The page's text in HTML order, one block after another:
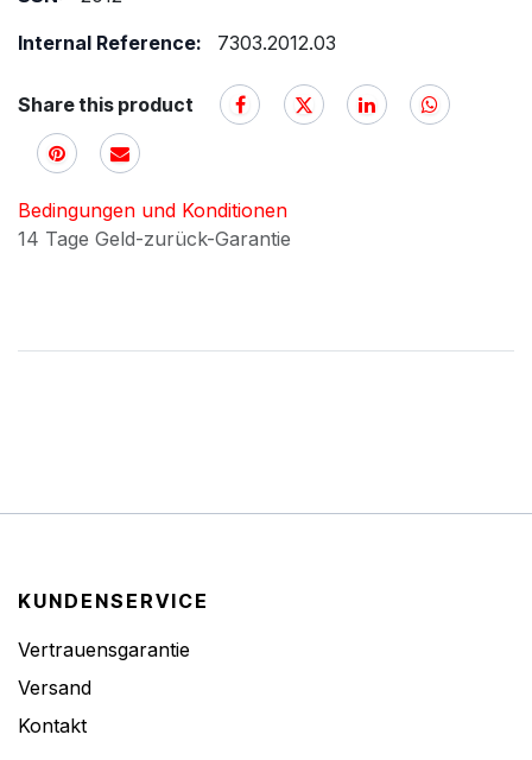
Internal Reference:
7303.2012.03
Share this product
Bedingungen und Konditionen
14 Tage Geld-zurück-Garantie
KUNDENSERVICE
Vertrauensgarantie
Versand
Kontakt